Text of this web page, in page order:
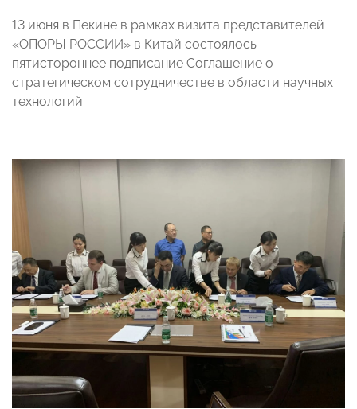
13 июня в Пекине в рамках визита представителей
«ОПОРЫ РОССИИ» в Китай состоялось
пятистороннее подписание Соглашение о
стратегическом сотрудничестве в области научных
технологий.